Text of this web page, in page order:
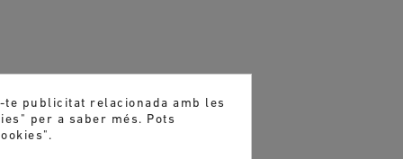
publicitat relacionada amb les
per a saber més. Pots